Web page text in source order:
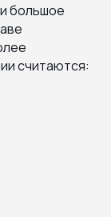
большое
считаются: